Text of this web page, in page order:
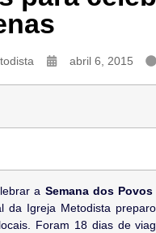
abril 6, 2015
a Semana dos
da Igreja Metodista
Foram 18 dias de